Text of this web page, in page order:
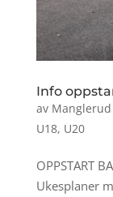
Info
av
U18, U20
OPPSTART
Ukesplaner